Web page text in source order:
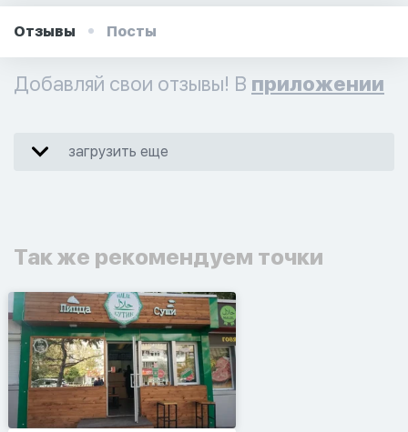
Отзывы Посты
Добавляй свои отзывы! В приложении
загрузить еще
Так же рекомендуем точки